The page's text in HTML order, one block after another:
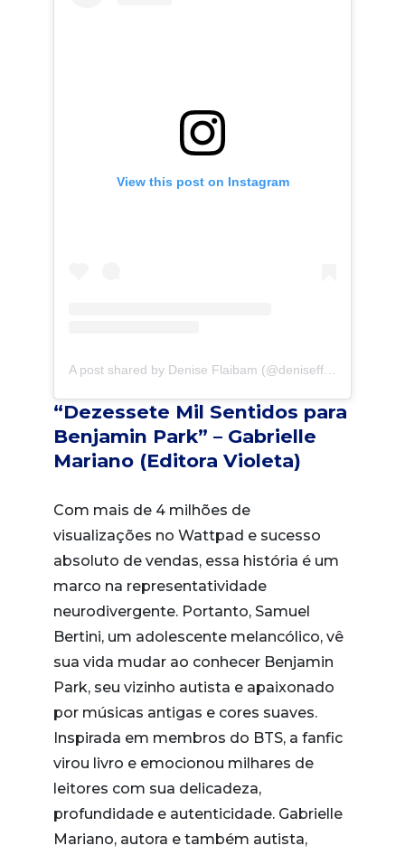
View this post on Instagram
“Dezessete Mil Sentidos para
Benjamin Park” – Gabrielle
Mariano (Editora Violeta)
Com mais de 4 milhões de
visualizações no Wattpad e sucesso
absoluto de vendas, essa história é um
marco na representatividade
neurodivergente. Portanto, Samuel
Bertini, um adolescente melancólico, vê
sua vida mudar ao conhecer Benjamin
Park, seu vizinho autista e apaixonado
por músicas antigas e cores suaves.
Inspirada em membros do BTS, a fanfic
virou livro e emocionou milhares de
leitores com sua delicadeza,
profundidade e autenticidade. Gabrielle
Mariano, autora e também autista,